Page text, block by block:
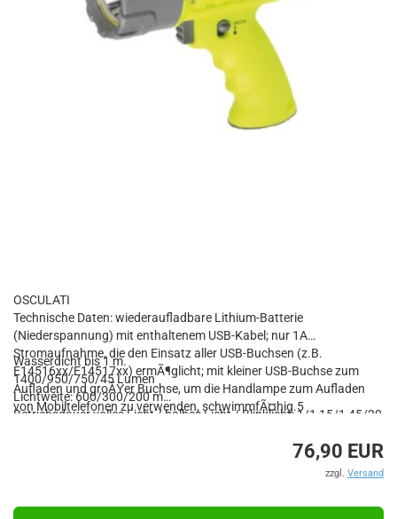
OSCULATI
Technische Daten: wiederaufladbare Lithium-Batterie
(Niederspannung) mit enthaltenem USB-Kabel; nur 1A
Stromaufnahme, die den Einsatz aller USB-Buchsen (z.B.
E14516xx/E14517xx) ermÃ¶glicht; mit kleiner USB-Buchse zum
Aufladen und groÃŸer Buchse, um die Handlampe zum Aufladen
von Mobiltelefonen zu verwenden, schwimmfÃ¤hig.5
SPOT-HI, 950 lm, Betriebsdauer 1,15 h;C) COB-HI, 750 lm,
Betriebsdauer 1,45 h;D) COB-LO, 45 lm, Betriebsdauer 20 h;E)
Wasserdicht bis 1 m.
1400/950/750/45 Lumen
Lichtweite: 600/300/200 m
Betriebsdauer volles Licht / halbes Licht / Blinklicht: 1/1,15/1,45/20
76,90 EUR
zzgl. Versand